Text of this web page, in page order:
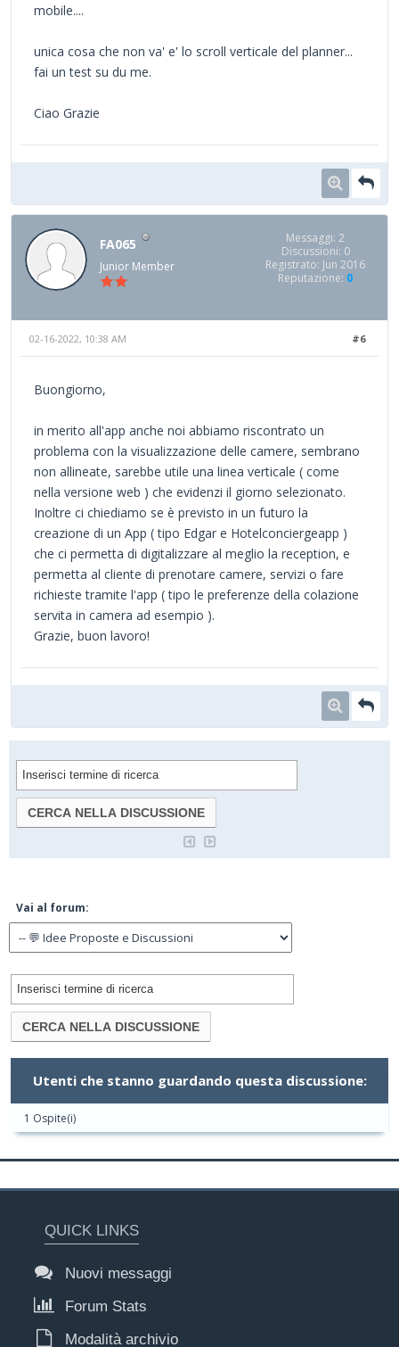
mobile....
unica cosa che non va' e' lo scroll verticale del planner...
fai un test su du me.
Ciao Grazie
FA065
Junior Member
Messaggi: 2
Discussioni: 0
Registrato: Jun 2016
Reputazione: 0
#6
02-16-2022, 10:38 AM
Buongiorno,
in merito all'app anche noi abbiamo riscontrato un
problema con la visualizzazione delle camere, sembrano
non allineate, sarebbe utile una linea verticale ( come
nella versione web ) che evidenzi il giorno selezionato.
Inoltre ci chiediamo se è previsto in un futuro la
creazione di un App ( tipo Edgar e Hotelconciergeapp )
che ci permetta di digitalizzare al meglio la reception, e
permetta al cliente di prenotare camere, servizi o fare
richieste tramite l'app ( tipo le preferenze della colazione
servita in camera ad esempio ).
Grazie, buon lavoro!
Vai al forum:
Utenti che stanno guardando questa discussione:
1 Ospite(i)
QUICK LINKS
Nuovi messaggi
Forum Stats
Modalità archivio